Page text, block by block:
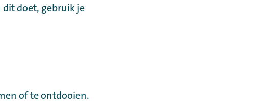
dit doet, gebruik je
of te ontdooien.